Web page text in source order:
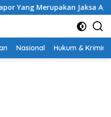
Merupakan Jaksa Agar
Nasional Hukum &